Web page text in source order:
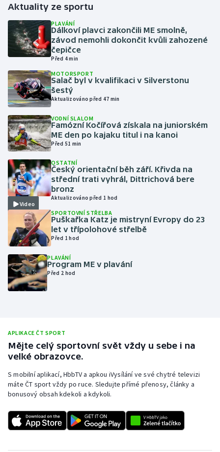
Golf
Gymnastika
Házená
Jezdectví
Judo
Krasobruslení
Lezení
Lyže a snowboard
Moderní pětiboj
Motorsport
Olympijské hry
Parasport
Plavání
Rychlostní kanoistika
Short track
Aktuality ze sportu
PLAVÁNÍ
Dálkoví plavci zakončili ME smolně,
závod nemohli dokončit kvůli zahozené
čepičce
Před 4 min
MOTORSPORT
Salač byl v kvalifikaci v Silverstonu
šestý
Aktualizováno před 47 min
VODNÍ SLALOM
Famózní Kočířová získala na juniorském
ME den po kajaku titul i na kanoi
Před 51 min
Video
OSTATNÍ
Český orientační běh září. Křivda na
střední trati vyhrál, Dittrichová bere
bronz
Aktualizováno před 1 hod
SPORTOVNÍ STŘELBA
Puškařka Katz je mistryní Evropy do 23
let v třípolohové střelbě
Před 1 hod
PLAVÁNÍ
Program ME v plavání
Před 2 hod
APLIKACE ČT SPORT
Mějte celý sportovní svět vždy u sebe i na
velké obrazovce.
S mobilní aplikací, HbbTV a apkou iVysílání ve své chytré televizi
máte ČT sport vždy po ruce. Sledujte přímé přenosy, články a
bonusový obsah kdekoli a kdykoli.